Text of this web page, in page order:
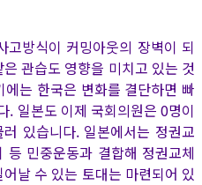
방식이 커밍아웃의 장벽이 되
관습도 영향을 미치고 있는 것
는 한국은 변화를 결단하면 빠
. 일본도 이제 국회의원은 0명이
있습니다. 일본에서는 정권교
민중운동과 결합해 정권교체
날 수 있는 토대는 마련되어 있